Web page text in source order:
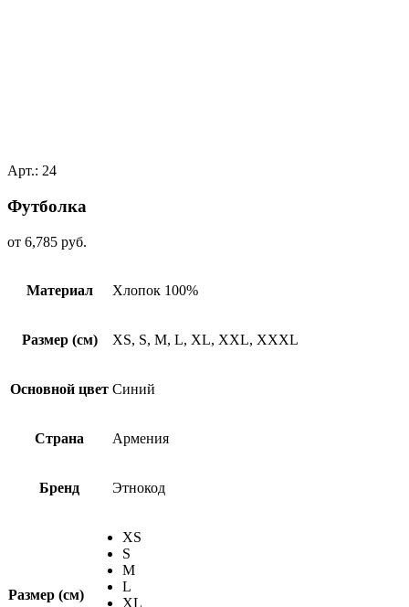
Арт.: 24
Футболкa
от 6,785 руб.
Материал Хлопок 100%
Размер (см) XS, S, M, L, XL, XXL, XXXL
Основной цвет Синий
Страна Армения
Бренд Этнокод
Размер (см)
XS
S
M
L
XL